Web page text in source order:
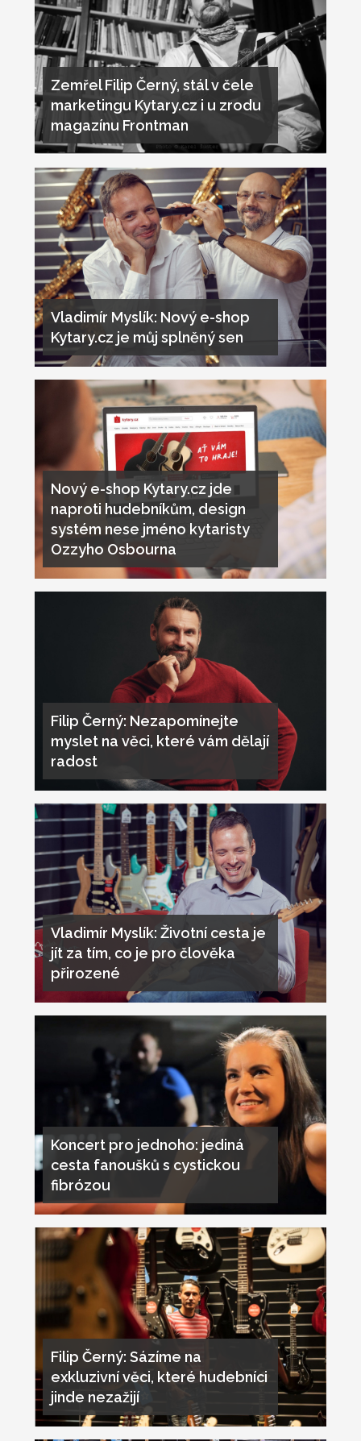
Zemřel Filip Černý, stál v čele
marketingu Kytary.cz i u zrodu
magazínu Frontman
Vladimír Myslík: Nový e-shop
Kytary.cz je můj splněný sen
Nový e-shop Kytary.cz jde
naproti hudebníkům, design
systém nese jméno kytaristy
Ozzyho Osbourna
Filip Černý: Nezapomínejte
myslet na věci, které vám dělají
radost
Vladimír Myslík: Životní cesta je
jít za tím, co je pro člověka
přirozené
Koncert pro jednoho: jediná
cesta fanoušků s cystickou
fibrózou
Filip Černý: Sázíme na
exkluzivní věci, které hudebníci
jinde nezažijí